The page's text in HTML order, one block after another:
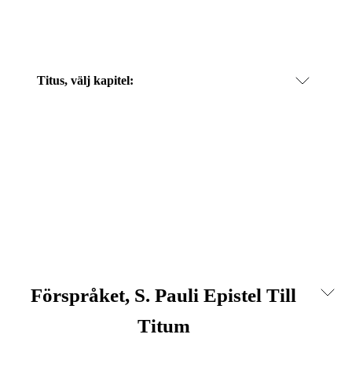
Titus, välj kapitel:
Förspråket, S. Pauli Epistel Till
Titum